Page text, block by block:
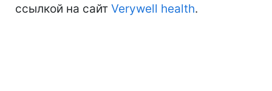
ссылкой на сайт Verywell health.